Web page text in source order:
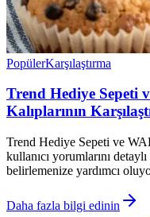
PopülerKarşılaştırma
Trend Hediye Sepeti
Kalıplarının
Trend Hediye Sepeti ve
kullanıcı yorumlarını
belirlemenize yardımcı
Daha fazla bilgi edinin